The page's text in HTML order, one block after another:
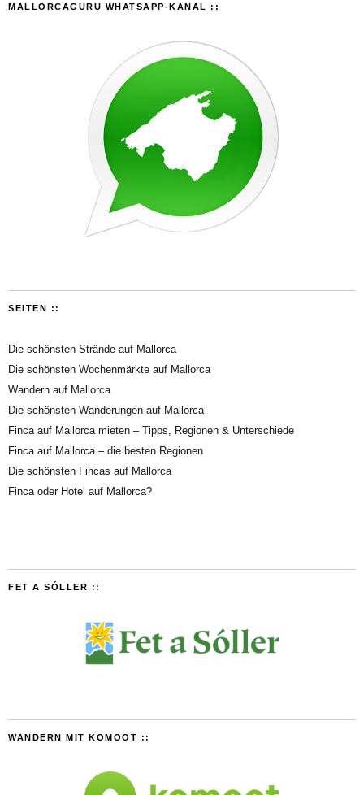
MALLORCAGURU WHATSAPP-KANAL ::
SEITEN ::
Die schönsten Strände auf Mallorca
Die schönsten Wochenmärkte auf Mallorca
Wandern auf Mallorca
Die schönsten Wanderungen auf Mallorca
Finca auf Mallorca mieten – Tipps, Regionen & Unterschiede
Finca auf Mallorca – die besten Regionen
Die schönsten Fincas auf Mallorca
Finca oder Hotel auf Mallorca?
FET A SÓLLER ::
WANDERN MIT KOMOOT ::